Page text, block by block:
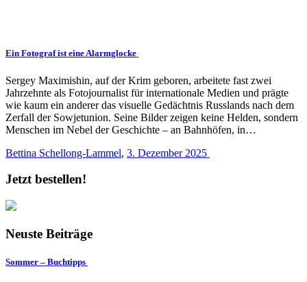
Ein Fotograf ist eine Alarmglocke
Sergey Maximishin, auf der Krim geboren, arbeitete fast zwei
Jahrzehnte als Fotojournalist für internationale Medien und prägte
wie kaum ein anderer das visuelle Gedächtnis Russlands nach dem
Zerfall der Sowjetunion. Seine Bilder zeigen keine Helden, sondern
Menschen im Nebel der Geschichte – an Bahnhöfen, in…
Bettina Schellong-Lammel, 3. Dezember 2025
Jetzt bestellen!
Neuste Beiträge
Sommer – Buchtipps